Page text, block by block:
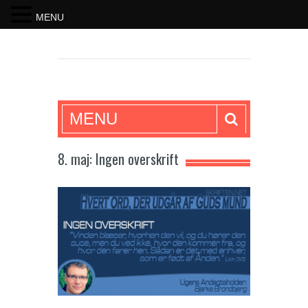
SKRIFTEN
MENU
8. maj: Ingen overskrift
MENU